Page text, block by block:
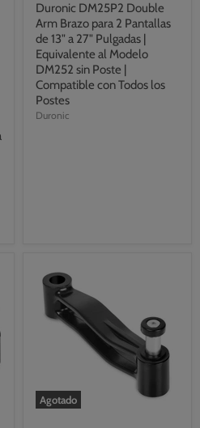
Duronic DM25P2 Double
Arm Brazo para 2 Pantallas
de 13" a 27" Pulgadas |
Equivalente al Modelo
DM252 sin Poste |
Compatible con Todos los
Postes
Duronic
Agotado